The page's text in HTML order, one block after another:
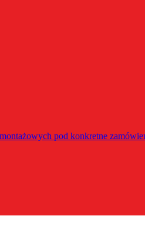
pod konkretne